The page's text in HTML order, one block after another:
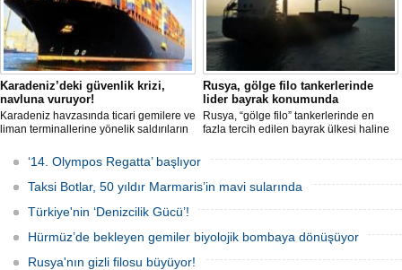
Karadeniz’deki güvenlik krizi,
navluna vuruyor!
Karadeniz havzasında ticari gemilere ve
liman terminallerine yönelik saldırıların
sekteye uğrattı. Risk artışıyla birlikte
ortalama petrol tankeri maliyetleri 300
bin doları aşarken, savaş sigortası
primleri iki katına çıkarak navlun
fiyatlarında yüzde 50’yi geçen
Rusya, gölge filo tankerlerinde
lider bayrak konumunda
Rusya, “gölge filo” tankerlerinde en
fazla tercih edilen bayrak ülkesi haline
birlikte çok sayıda tanker Rus bayrağına
yaptırımlarının uygulanması açısından
‘14. Olympos Regatta’ başlıyor
Taksi Botlar, 50 yıldır Marmaris’in mavi sularında
Türkiye'nin ‘Denizcilik Gücü’!
Hürmüz’de bekleyen gemiler biyolojik bombaya dönüşüyor
Rusya'nın gizli filosu büyüyor!